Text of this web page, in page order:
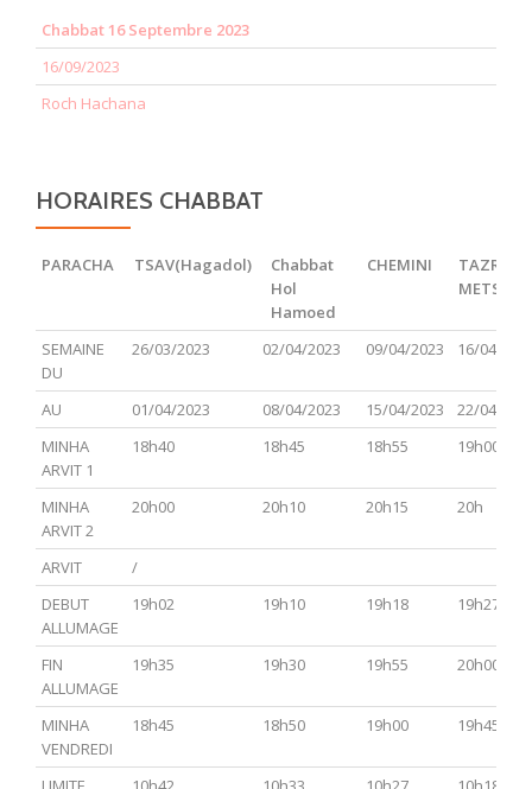
Chabbat 16 Septembre 2023
16/09/2023
Roch Hachana
HORAIRES CHABBAT
PARACHA TSAV(Hagadol)
Chabbat
Hol
Hamoed
CHEMINI
TAZRIA
PARACHA TSAV(Hagadol)
Chabbat
Hamoed
CHEMINI
TAZRIA
SEMAINE
DU
26/03/2023 02/04/2023 09/04/2023 16/04/
AU 01/04/2023 08/04/2023 15/04/2023
22/04/
MINHA
ARVIT 1
18h40 18h45 18h55 19h00
MINHA
ARVIT 2
20h00 20h10 20h15 20h
ARVIT
/
DEBUT
ALLUMAGE
19h02 19h10 19h18 19h27
FIN
ALLUMAGE
19h35 19h30 19h55 20h00
MINHA
VENDREDI
18h45 18h50 19h00 19h45